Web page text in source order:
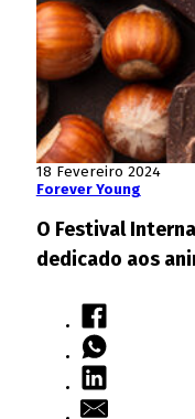
18 Fevereiro 2024
Forever Young
O Festival
dedicado aos